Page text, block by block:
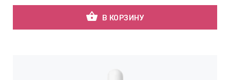
shopping_basket В КОРЗИНУ